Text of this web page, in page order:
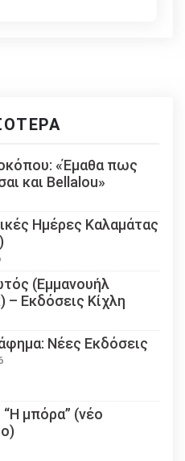
«Έμαθα πως
και Bellalou»
Ημέρες Καλαμάτας
(Εμμανουήλ
– Εκδόσεις Κίχλη
Νέες Εκδόσεις
“Η μπόρα” (νέο